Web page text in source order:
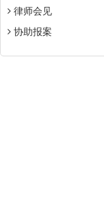
律师会见
协助报案